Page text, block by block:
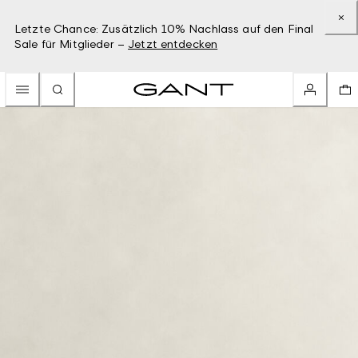
Letzte Chance: Zusätzlich 10% Nachlass auf den Final
Sale für Mitglieder – Jetzt entdecken